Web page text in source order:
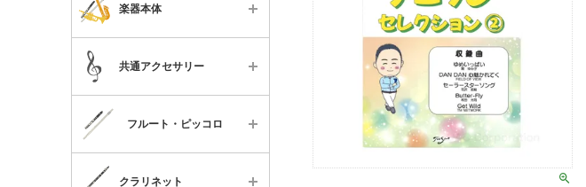
木管楽器用グッズ
金管楽器用グッズ
《DAC主催》コンサートチケ
楽器本体
ピッコロ
特殊管クラリネット
共通アクセサリー
すべて
チューナー・メトロノーム
フルート・ピッコロ
すべて
クラリネット